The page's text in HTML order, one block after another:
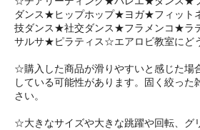
ダンス★ヒップホップ★ヨガ★フィット
技ダンス★社交ダンス★フラメンコ★
サルサ★ピラティス☆エアロビ教室にど
☆購入した商品が滑りやすいと感じた場
している可能性があります。固く絞った
さい。
☆大きなサイズや大きな跳躍や回転、グ